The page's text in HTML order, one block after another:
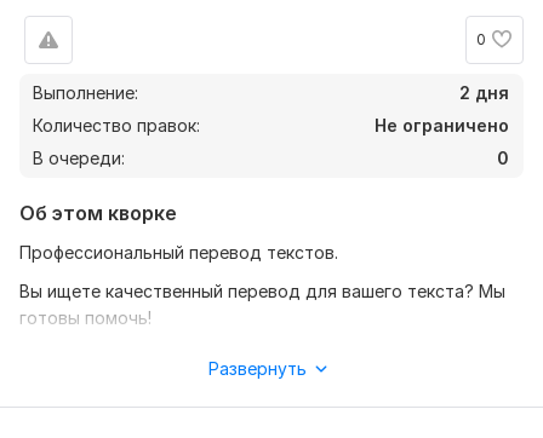
0
Выполнение:
2 дня
Количество правок:
Не ограничено
В очереди:
0
Об этом кворке
Профессиональный перевод текстов.
Вы ищете качественный перевод для вашего текста? Мы
готовы помочь!
Развернуть